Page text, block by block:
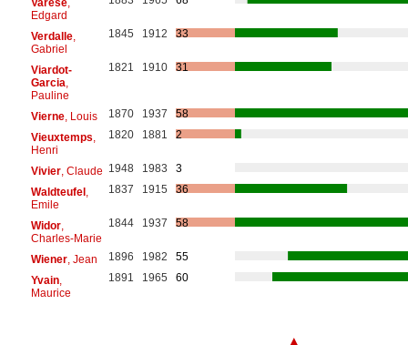
Edgard
Verdalle,
Gabriel
1845 1912 33
Viardot-
Garcia
Pauline
1821 1910 31
Vierne, Louis 1870 1937
58
Vieuxtemps
Henri
1820 1881 2
Vivier, Claude 1948 1983
3
Waldteufel,
Emile
1837 1915 36
Widor,
Charles-Marie
1844 1937 58
Wiener, Jean 1896 1982
55
Yvain,
Maurice
1891 1965 60